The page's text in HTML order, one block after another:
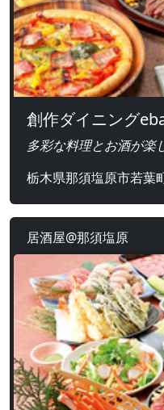
創作ダイニング
多彩な料理とお酒が楽
栃木県那須塩原市若葉
居酒屋@那須塩原